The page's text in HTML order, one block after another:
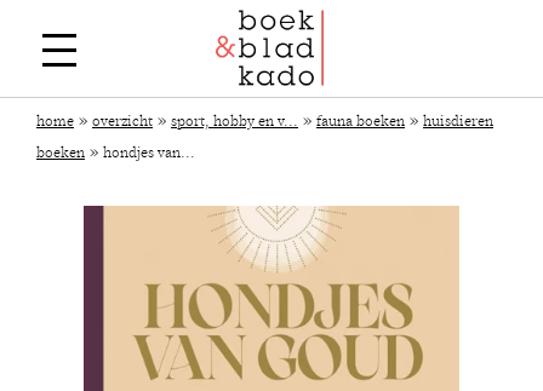
home » overzicht » sport, hobby en v... » fauna boeken » huisdieren
boeken » hondjes van...